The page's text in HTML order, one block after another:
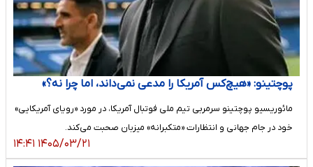
پوچتینو: «هیچ‌کس آمریکا را مدعی نمی‌داند، اما چرا نه؟»
مائوریسیو پوچتینو سرمربی تیم ملی فوتبال آمریکا، در مورد «رویای آمریکایی»
خود در جام جهانی و انتظارات «متکبرانه» میزبان صحبت می‌کند.
۱۴۰۵/۰۳/۲۱ ۱۴:۴۱